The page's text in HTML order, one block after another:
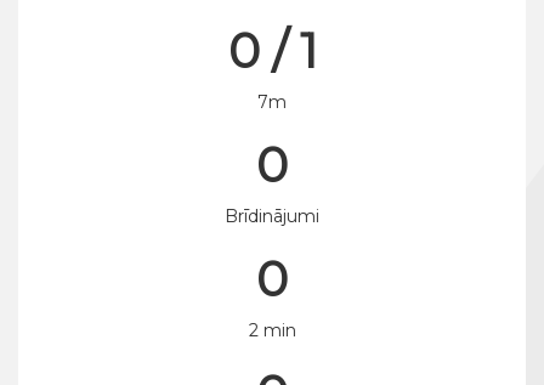
0 / 1
7m
0
Brīdinājumi
0
2 min